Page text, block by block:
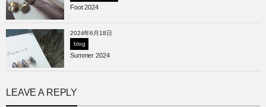
Foot 2024
2024年6月18日
blog
Summer 2024
LEAVE A REPLY